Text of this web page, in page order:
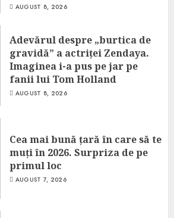
AUGUST 8, 2026
Adevărul despre „burtica de
gravidă” a actriței Zendaya.
Imaginea i-a pus pe jar pe
fanii lui Tom Holland
AUGUST 8, 2026
Cea mai bună țară în care să te
muți în 2026. Surpriza de pe
primul loc
AUGUST 7, 2026